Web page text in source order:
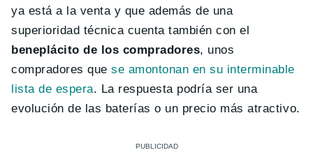
ya está a la venta y que además de una
superioridad técnica cuenta también con el
beneplácito de los compradores, unos
compradores quese amontonan en su interminable
lista de espera. La respuesta podría ser una
evolución de las baterías o un precio más atractivo.